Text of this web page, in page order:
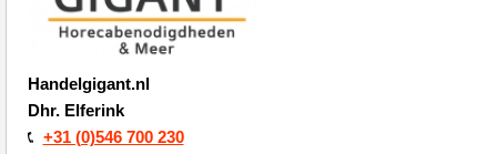
Handelgigant.nl
Dhr. Elferink
+31 (0)546 700 230